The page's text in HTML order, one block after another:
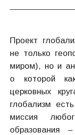
Проект
не только
миром), но и
о которой
церковных
глобализм
миссия
образования